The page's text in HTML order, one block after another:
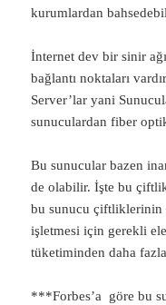
kurumlardan
İnternet dev bir sinir
bağlantı noktaları
Server’lar yani
sunuculardan fiber optik
Bu sunucular bazen
de olabilir. İşte bu
bu sunucu çiftliklerinin
işletmesi için gerekli
tüketiminden daha
***Forbes’a göre bu